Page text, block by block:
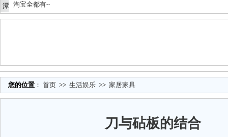
潭 淘宝全都有~
您的位置 ： 首页 >> 生活娱乐 >> 家居家具
刀与砧板的结合